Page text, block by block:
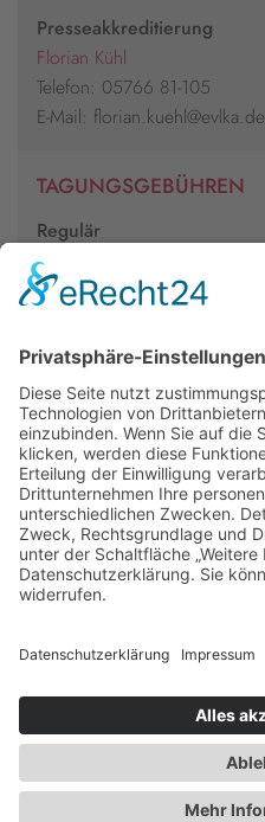
Presseakkreditierung
Florian Kühl
Telefon: 05766 81-105
E-Mail: florian.kuehl@evlka.de
TAGUNGSGEBÜHREN
Regulär
110€
Ermäßigt
weitere Informationen
Newsletter
Presse
Anfahrt
Partner
Schutzkonzept
Datenschutz
Impressum